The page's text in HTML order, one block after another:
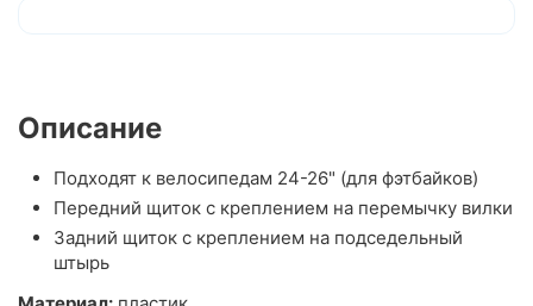
Описание
Подходят к велосипедам 24-26" (для фэтбайков)
Передний щиток с креплением на перемычку вилки
Задний щиток с креплением на подседельный
штырь